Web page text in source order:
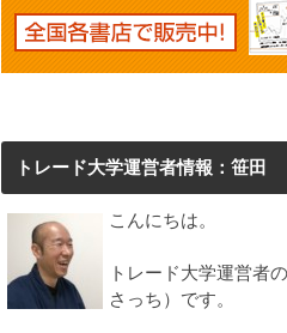
トレード大学運営者情報：笹田
こんにちは。
トレード大学運営者
さっち）です。